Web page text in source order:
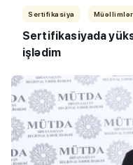
Sertifikasiya Müəllimlər
Sertifikasiyada
işlədim